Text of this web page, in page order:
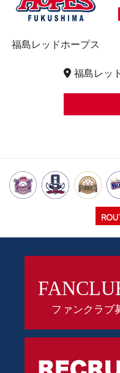
福島レッドホープス
福島レッ